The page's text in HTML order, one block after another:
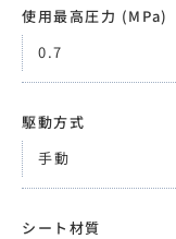
使用最高圧力 (MPa)
0.7
駆動方式
手動
シート材質